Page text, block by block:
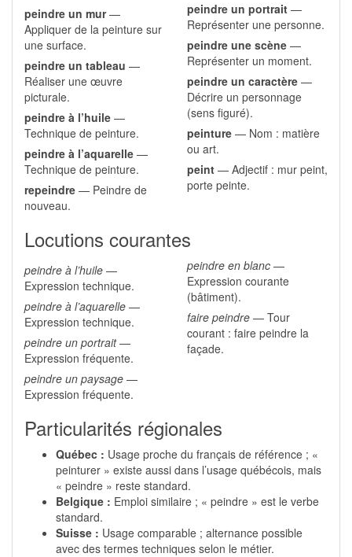
peindre un mur—
Appliquer de la peinture sur
une surface.
peindre un tableau —
Réaliser une œuvre
picturale.
peindre à l’huile —
Technique de peinture.
peindre à l’aquarelle —
Technique de peinture.
repeindre — Peindre de
nouveau.
peindre un portrait —
Représenter une personne.
peindre une scène —
Représenter un moment.
peindre un caractère —
Décrire un personnage
(sens figuré).
peinture — Nom : matière
ou art.
peint — Adjectif : mur peint,
porte peinte.
Locutions courantes
peindre à l’huile —
Expression technique.
peindre à l’aquarelle —
Expression technique.
peindre un portrait—
Expression fréquente.
peindre un paysage —
Expression fréquente.
peindre en blanc —
Expression courante
(bâtiment).
faire peindre — Tour
courant : faire peindre la
façade.
Particularités régionales
Québec : Usage proche du français de référence ; «
peinturer » existe aussi dans l’usage québécois, mais
« peindre » reste standard.
Belgique : Emploi similaire ; « peindre » est le verbe
standard.
Suisse : Usage comparable ; alternance possible
avec des termes techniques selon le métier.